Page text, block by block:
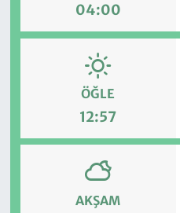
04:00
ÖĞLE
12:57
AKŞAM